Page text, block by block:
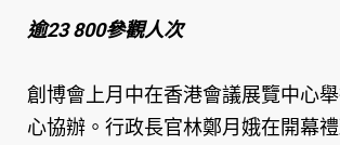
逾23 800參觀人次
創博會上月中在香港會議展覽中心
心協辦。行政長官林鄭月娥在開幕